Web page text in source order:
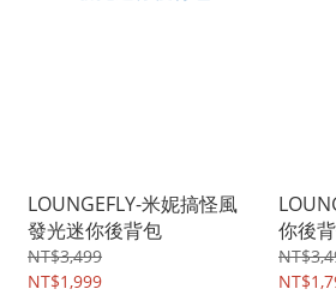
LOUNGEFLY-米妮搞怪風
發光迷你後背包
NT$3,499
NT$1,999
你後